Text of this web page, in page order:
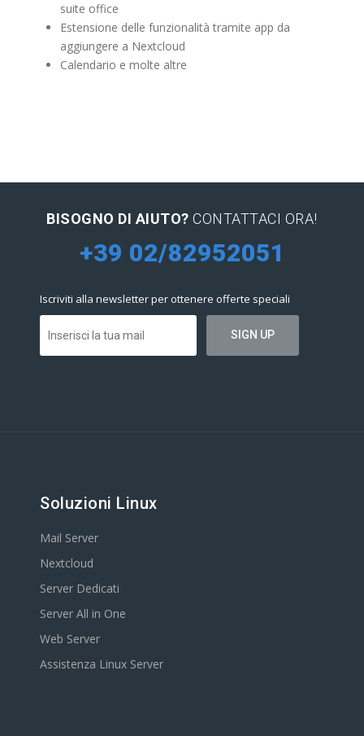
suite office
Estensione delle funzionalità tramite app da
aggiungere a Nextcloud
Calendario e molte altre
BISOGNO DI AIUTO? CONTATTACI ORA!
+39 02/82952051
Iscriviti alla newsletter per ottenere offerte speciali
Soluzioni Linux
Mail Server
Nextcloud
Server Dedicati
Server All in One
Web Server
Assistenza Linux Server